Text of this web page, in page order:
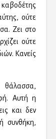
ούτε
Ζει στο
ούτε
Κανείς
θάλασσα,
Αυτή η
και δεν
συνθήκη,